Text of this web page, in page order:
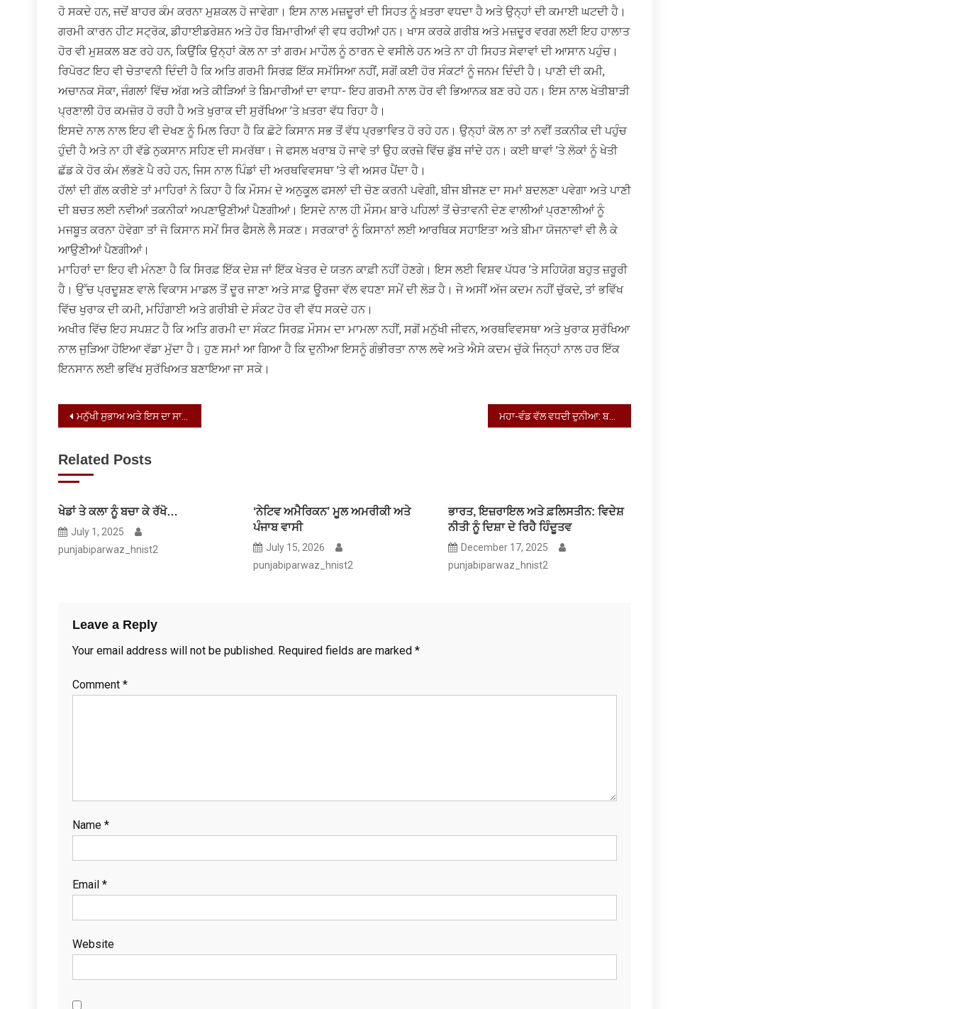
ਹੋ ਸਕਦੇ ਹਨ, ਜਦੋਂ ਬਾਹਰ ਕੰਮ ਕਰਨਾ ਮੁਸ਼ਕਲ ਹੋ ਜਾਵੇਗਾ। ਇਸ ਨਾਲ ਮਜ਼ਦੂਰਾਂ ਦੀ ਸਿਹਤ ਨੂੰ ਖ਼ਤਰਾ ਵਧਦਾ ਹੈ ਅਤੇ ਉਨ੍ਹਾਂ ਦੀ ਕਮਾਈ ਘਟਦੀ ਹੈ।
ਗਰਮੀ ਕਾਰਨ ਹੀਟ ਸਟ੍ਰੋਕ, ਡੀਹਾਈਡਰੇਸ਼ਨ ਅਤੇ ਹੋਰ ਬਿਮਾਰੀਆਂ ਵੀ ਵਧ ਰਹੀਆਂ ਹਨ। ਖਾਸ ਕਰਕੇ ਗਰੀਬ ਅਤੇ ਮਜ਼ਦੂਰ ਵਰਗ ਲਈ ਇਹ ਹਾਲਾਤ
ਹੋਰ ਵੀ ਮੁਸ਼ਕਲ ਬਣ ਰਹੇ ਹਨ, ਕਿਉਂਕਿ ਉਨ੍ਹਾਂ ਕੋਲ ਨਾ ਤਾਂ ਗਰਮ ਮਾਹੌਲ ਨੂੰ ਠਾਰਨ ਦੇ ਵਸੀਲੇ ਹਨ ਅਤੇ ਨਾ ਹੀ ਸਿਹਤ ਸੇਵਾਵਾਂ ਦੀ ਆਸਾਨ ਪਹੁੰਚ।
ਰਿਪੋਰਟ ਇਹ ਵੀ ਚੇਤਾਵਨੀ ਦਿੰਦੀ ਹੈ ਕਿ ਅਤਿ ਗਰਮੀ ਸਿਰਫ਼ ਇੱਕ ਸਮੱਸਿਆ ਨਹੀਂ, ਸਗੋਂ ਕਈ ਹੋਰ ਸੰਕਟਾਂ ਨੂੰ ਜਨਮ ਦਿੰਦੀ ਹੈ। ਪਾਣੀ ਦੀ ਕਮੀ,
ਅਚਾਨਕ ਸੋਕਾ, ਜੰਗਲਾਂ ਵਿੱਚ ਅੱਗ ਅਤੇ ਕੀੜਿਆਂ ਤੇ ਬਿਮਾਰੀਆਂ ਦਾ ਵਾਧਾ- ਇਹ ਗਰਮੀ ਨਾਲ ਹੋਰ ਵੀ ਭਿਆਨਕ ਬਣ ਰਹੇ ਹਨ। ਇਸ ਨਾਲ ਖੇਤੀਬਾੜੀ
ਪ੍ਰਣਾਲੀ ਹੋਰ ਕਮਜ਼ੋਰ ਹੋ ਰਹੀ ਹੈ ਅਤੇ ਖੁਰਾਕ ਦੀ ਸੁਰੱਖਿਆ ’ਤੇ ਖ਼ਤਰਾ ਵੱਧ ਰਿਹਾ ਹੈ।
ਇਸਦੇ ਨਾਲ ਨਾਲ ਇਹ ਵੀ ਦੇਖਣ ਨੂੰ ਮਿਲ ਰਿਹਾ ਹੈ ਕਿ ਛੋਟੇ ਕਿਸਾਨ ਸਭ ਤੋਂ ਵੱਧ ਪ੍ਰਭਾਵਿਤ ਹੋ ਰਹੇ ਹਨ। ਉਨ੍ਹਾਂ ਕੋਲ ਨਾ ਤਾਂ ਨਵੀਂ ਤਕਨੀਕ ਦੀ ਪਹੁੰਚ
ਹੁੰਦੀ ਹੈ ਅਤੇ ਨਾ ਹੀ ਵੱਡੇ ਨੁਕਸਾਨ ਸਹਿਣ ਦੀ ਸਮਰੱਥਾ। ਜੇ ਫਸਲ ਖਰਾਬ ਹੋ ਜਾਵੇ ਤਾਂ ਉਹ ਕਰਜ਼ੇ ਵਿੱਚ ਡੁੱਬ ਜਾਂਦੇ ਹਨ। ਕਈ ਥਾਵਾਂ ’ਤੇ ਲੋਕਾਂ ਨੂੰ ਖੇਤੀ
ਛੱਡ ਕੇ ਹੋਰ ਕੰਮ ਲੱਭਣੇ ਪੈ ਰਹੇ ਹਨ, ਜਿਸ ਨਾਲ ਪਿੰਡਾਂ ਦੀ ਅਰਥਵਿਵਸਥਾ ’ਤੇ ਵੀ ਅਸਰ ਪੈਂਦਾ ਹੈ।
ਹੱਲਾਂ ਦੀ ਗੱਲ ਕਰੀਏ ਤਾਂ ਮਾਹਿਰਾਂ ਨੇ ਕਿਹਾ ਹੈ ਕਿ ਮੌਸਮ ਦੇ ਅਨੁਕੂਲ ਫਸਲਾਂ ਦੀ ਚੋਣ ਕਰਨੀ ਪਵੇਗੀ, ਬੀਜ ਬੀਜਣ ਦਾ ਸਮਾਂ ਬਦਲਣਾ ਪਵੇਗਾ ਅਤੇ ਪਾਣੀ
ਦੀ ਬਚਤ ਲਈ ਨਵੀਆਂ ਤਕਨੀਕਾਂ ਅਪਣਾਉਣੀਆਂ ਪੈਣਗੀਆਂ। ਇਸਦੇ ਨਾਲ ਹੀ ਮੌਸਮ ਬਾਰੇ ਪਹਿਲਾਂ ਤੋਂ ਚੇਤਾਵਨੀ ਦੇਣ ਵਾਲੀਆਂ ਪ੍ਰਣਾਲੀਆਂ ਨੂੰ
ਮਜਬੂਤ ਕਰਨਾ ਹੋਵੇਗਾ ਤਾਂ ਜੋ ਕਿਸਾਨ ਸਮੇਂ ਸਿਰ ਫੈਸਲੇ ਲੈ ਸਕਣ। ਸਰਕਾਰਾਂ ਨੂੰ ਕਿਸਾਨਾਂ ਲਈ ਆਰਥਿਕ ਸਹਾਇਤਾ ਅਤੇ ਬੀਮਾ ਯੋਜਨਾਵਾਂ ਵੀ ਲੈ ਕੇ
ਆਉਣੀਆਂ ਪੈਣਗੀਆਂ।
ਮਾਹਿਰਾਂ ਦਾ ਇਹ ਵੀ ਮੰਨਣਾ ਹੈ ਕਿ ਸਿਰਫ਼ ਇੱਕ ਦੇਸ਼ ਜਾਂ ਇੱਕ ਖੇਤਰ ਦੇ ਯਤਨ ਕਾਫ਼ੀ ਨਹੀਂ ਹੋਣਗੇ। ਇਸ ਲਈ ਵਿਸ਼ਵ ਪੱਧਰ ’ਤੇ ਸਹਿਯੋਗ ਬਹੁਤ ਜ਼ਰੂਰੀ
ਹੈ। ਉੱਚ ਪ੍ਰਦੂਸ਼ਣ ਵਾਲੇ ਵਿਕਾਸ ਮਾਡਲ ਤੋਂ ਦੂਰ ਜਾਣਾ ਅਤੇ ਸਾਫ਼ ਊਰਜਾ ਵੱਲ ਵਧਣਾ ਸਮੇਂ ਦੀ ਲੋੜ ਹੈ। ਜੇ ਅਸੀਂ ਅੱਜ ਕਦਮ ਨਹੀਂ ਚੁੱਕਦੇ, ਤਾਂ ਭਵਿੱਖ
ਵਿੱਚ ਖੁਰਾਕ ਦੀ ਕਮੀ, ਮਹਿੰਗਾਈ ਅਤੇ ਗਰੀਬੀ ਦੇ ਸੰਕਟ ਹੋਰ ਵੀ ਵੱਧ ਸਕਦੇ ਹਨ।
ਅਖੀਰ ਵਿੱਚ ਇਹ ਸਪਸ਼ਟ ਹੈ ਕਿ ਅਤਿ ਗਰਮੀ ਦਾ ਸੰਕਟ ਸਿਰਫ਼ ਮੌਸਮ ਦਾ ਮਾਮਲਾ ਨਹੀਂ, ਸਗੋਂ ਮਨੁੱਖੀ ਜੀਵਨ, ਅਰਥਵਿਵਸਥਾ ਅਤੇ ਖੁਰਾਕ ਸੁਰੱਖਿਆ
ਨਾਲ ਜੁੜਿਆ ਹੋਇਆ ਵੱਡਾ ਮੁੱਦਾ ਹੈ। ਹੁਣ ਸਮਾਂ ਆ ਗਿਆ ਹੈ ਕਿ ਦੁਨੀਆ ਇਸਨੂੰ ਗੰਭੀਰਤਾ ਨਾਲ ਲਵੇ ਅਤੇ ਐਸੇ ਕਦਮ ਚੁੱਕੇ ਜਿਨ੍ਹਾਂ ਨਾਲ ਹਰ ਇੱਕ
ਇਨਸਾਨ ਲਈ ਭਵਿੱਖ ਸੁਰੱਖਿਅਤ ਬਣਾਇਆ ਜਾ ਸਕੇ।
Post
ਮਨੁੱਖੀ ਸੁਭਾਅ ਅਤੇ ਇਸ ਦਾ ਸਾਡੇ ਜੀਵਨ `ਤੇ ਪ੍ਰਭਾਵ ਮਹਾ-ਵੰਡ ਵੱਲ ਵਧਦੀ ਦੁਨੀਆ: ਬਦਲ ਰਹੇ ਸੰਸਾਰ ਦੇ ਖ਼ਤਰਨਾਕ ਸੰਕੇਤ
Related Posts
ਖੇਡਾਂ ਤੇ ਕਲਾ ਨੂੰ ਬਚਾ ਕੇ ਰੱਖੋ…
July 1, 2025
punjabiparwaz_hnist2
‘ਨੇਟਿਵ ਅਮੈਰਿਕਨ’ ਮੂਲ ਅਮਰੀਕੀ ਅਤੇ
ਪੰਜਾਬ ਵਾਸੀ
July 15, 2026
punjabiparwaz_hnist2
ਭਾਰਤ, ਇਜ਼ਰਾਇਲ ਅਤੇ ਫ਼ਲਿਸਤੀਨ: ਵਿਦੇਸ਼
ਨੀਤੀ ਨੂੰ ਦਿਸ਼ਾ ਦੇ ਰਿਹੈ ਹਿੰਦੂਤਵ
December 17, 2025
punjabiparwaz_hnist2
Leave a Reply
Your email address will not be published. Required fields are marked *
Comment *
Name *
Email *
Website